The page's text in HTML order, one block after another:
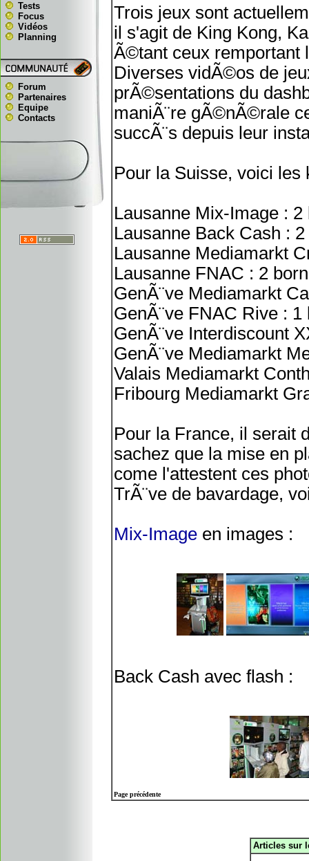
Tests
Focus
Vidéos
Planning
Forum
Partenaires
Equipe
Contacts
Trois jeux sont
il s'agit de King Kong,
Ã©tant ceux remportant
Diverses vidÃ©os de
prÃ©sentations du
maniÃ¨re gÃ©nÃ©rale
succÃ¨s depuis leur
Pour la Suisse, voici
Lausanne Mix-Image : 2
Lausanne Back Cash :
Lausanne Mediamarkt
Lausanne FNAC : 2
GenÃ¨ve Mediamarkt
GenÃ¨ve FNAC Rive : 1
GenÃ¨ve Interdiscount
GenÃ¨ve Mediamarkt
Valais Mediamarkt
Fribourg Mediamarkt
Pour la France, il serait
sachez que la mise en
come l'attestent ces
TrÃ¨ve de bavardage,
Mix-Imageen images :
Back Cash avec flash :
Page précédente
Articles sur